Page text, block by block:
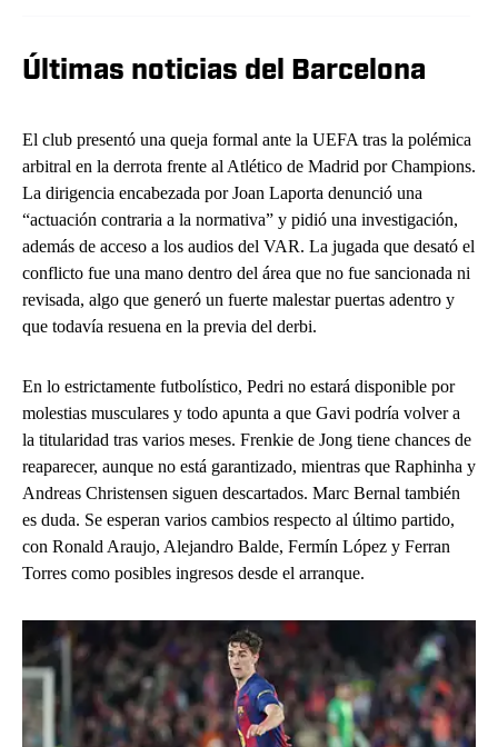
Últimas noticias del Barcelona
El club presentó una queja formal ante la UEFA tras la polémica
arbitral en la derrota frente al Atlético de Madrid por Champions.
La dirigencia encabezada por Joan Laporta denunció una
“actuación contraria a la normativa” y pidió una investigación,
además de acceso a los audios del VAR. La jugada que desató el
conflicto fue una mano dentro del área que no fue sancionada ni
revisada, algo que generó un fuerte malestar puertas adentro y
que todavía resuena en la previa del derbi.
En lo estrictamente futbolístico, Pedri no estará disponible por
molestias musculares y todo apunta a que Gavi podría volver a
la titularidad tras varios meses. Frenkie de Jong tiene chances de
reaparecer, aunque no está garantizado, mientras que Raphinha y
Andreas Christensen siguen descartados. Marc Bernal también
es duda. Se esperan varios cambios respecto al último partido,
con Ronald Araujo, Alejandro Balde, Fermín López y Ferran
Torres como posibles ingresos desde el arranque.